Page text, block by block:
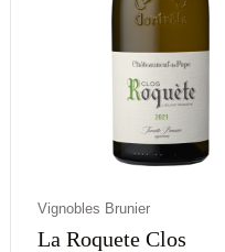
Vignobles Brunier
La Roquete Clos